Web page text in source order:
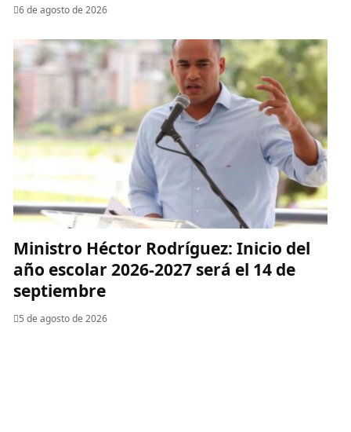
6 de agosto de 2026
Ministro Héctor Rodríguez: Inicio del
año escolar 2026-2027 será el 14 de
septiembre
5 de agosto de 2026